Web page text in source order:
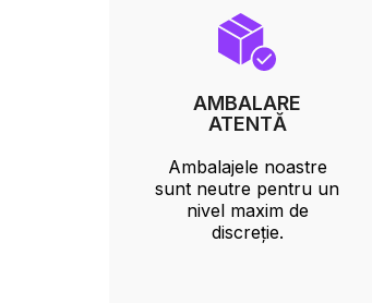
AMBALARE
ATENTĂ
Ambalajele noastre
sunt neutre pentru un
nivel maxim de
discreție.